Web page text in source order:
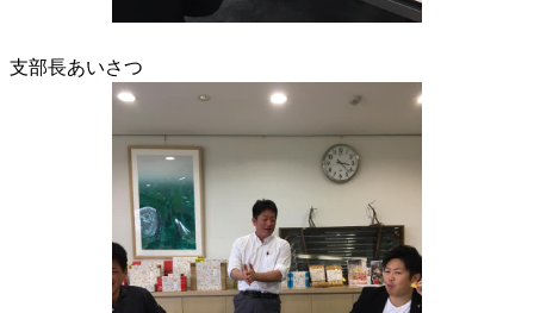
支部長あいさつ